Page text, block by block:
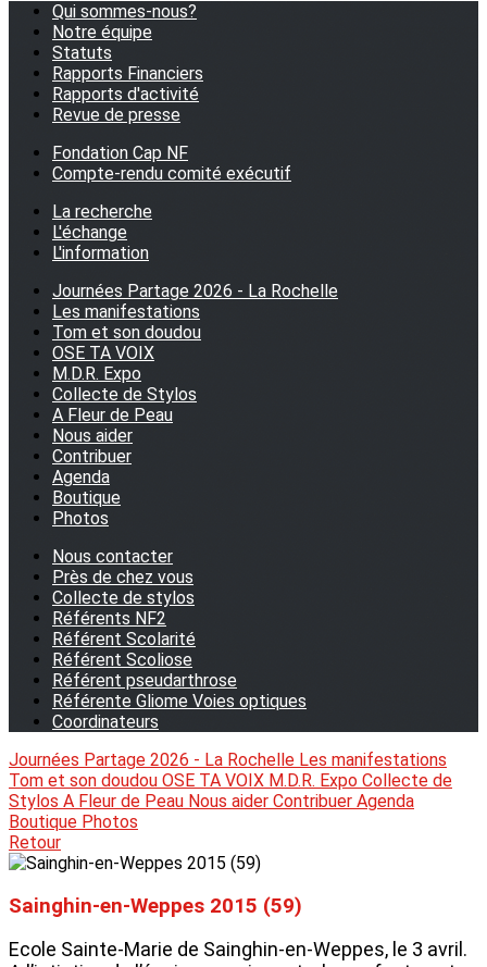
Qui sommes-nous?
Notre équipe
Statuts
Rapports Financiers
Rapports d'activité
Revue de presse
Fondation Cap NF
Compte-rendu comité exécutif
La recherche
L'échange
L'information
Journées Partage 2026 - La Rochelle
Les manifestations
Tom et son doudou
OSE TA VOIX
M.D.R. Expo
Collecte de Stylos
A Fleur de Peau
Nous aider
Contribuer
Agenda
Boutique
Photos
Nous contacter
Près de chez vous
Collecte de stylos
Référents NF2
Référent Scolarité
Référent Scoliose
Référent pseudarthrose
Référente Gliome Voies optiques
Coordinateurs
Journées Partage 2026 - La Rochelle Les manifestations
Tom et son doudou OSE TA VOIX M.D.R. Expo Collecte de
Stylos A Fleur de Peau Nous aider Contribuer Agenda
Boutique Photos
Retour
Sainghin-en-Weppes 2015 (59)
Ecole Sainte-Marie de Sainghin-en-Weppes, le 3 avril.